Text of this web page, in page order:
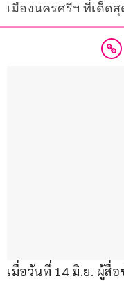
เมืองนครศรีฯ ที่เด็ด
เมื่อวันที่ 14 มิ.ย. ผู้สื่